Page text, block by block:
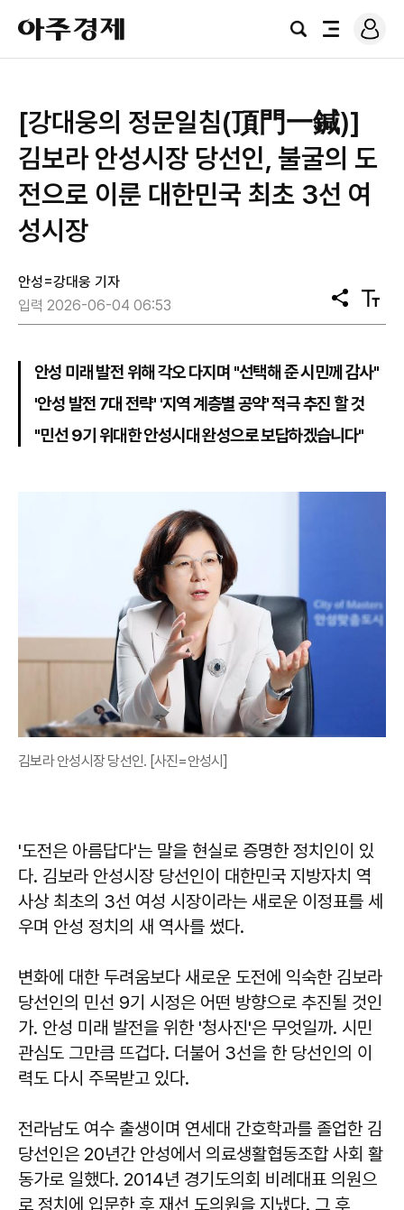
아
주
경
검
전
로
그
[강대웅의 정문일침(頂門一鍼)]
김보라 안성시장 당선인, 불굴의 도
전으로 이룬 대한민국 최초 3선 여
성시장
안성=강대웅 기자
입력 2026-06-04 06:53
공
유
텍
스
기
안성 미래 발전 위해 각오 다지며 "선택해 준 시민께 감사"
'안성 발전 7대 전략' '지역 계층별 공약' 적극 추진 할 것
"민선 9기 위대한 안성시대 완성으로 보답하겠습니다"
김보라 안성시장 당선인. [사진=안성시]
'도전은 아름답다'는 말을 현실로 증명한 정치인이 있
다. 김보라 안성시장 당선인이 대한민국 지방자치 역
사상 최초의 3선 여성 시장이라는 새로운 이정표를 세
우며 안성 정치의 새 역사를 썼다.
변화에 대한 두려움보다 새로운 도전에 익숙한 김보라
당선인의 민선 9기 시정은 어떤 방향으로 추진될 것인
가. 안성 미래 발전을 위한 '청사진'은 무엇일까. 시민
관심도 그만큼 뜨겁다. 더불어 3선을 한 당선인의 이
력도 다시 주목받고 있다.
전라남도 여수 출생이며 연세대 간호학과를 졸업한 김
당선인은 20년간 안성에서 의료생활협동조합 사회 활
동가로 일했다. 2014년 경기도의회 비례대표 의원으
로 정치에 입문한 후 재선 도의원을 지냈다. 그 후